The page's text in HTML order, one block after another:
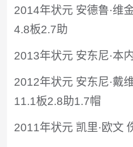
2014年状元 安德鲁·维
4.8板2.7助
2013年状元 安东尼·本
2012年状元 安东尼·戴
11.1板2.8助1.7帽
2011年状元 凯里·欧文